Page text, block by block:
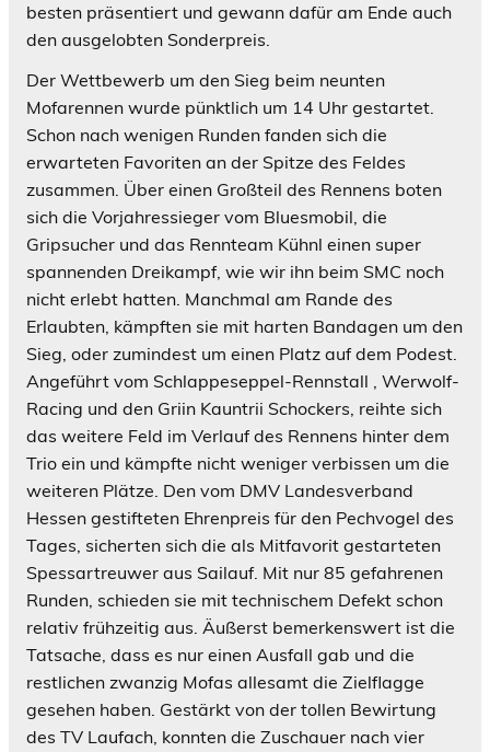
besten präsentiert und gewann dafür am Ende auch
den ausgelobten Sonderpreis.
Der Wettbewerb um den Sieg beim neunten
Mofarennen wurde pünktlich um 14 Uhr gestartet.
Schon nach wenigen Runden fanden sich die
erwarteten Favoriten an der Spitze des Feldes
zusammen. Über einen Großteil des Rennens boten
sich die Vorjahressieger vom Bluesmobil, die
Gripsucher und das Rennteam Kühnl einen super
spannenden Dreikampf, wie wir ihn beim SMC noch
nicht erlebt hatten. Manchmal am Rande des
Erlaubten, kämpften sie mit harten Bandagen um den
Sieg, oder zumindest um einen Platz auf dem Podest.
Angeführt vom Schlappeseppel-Rennstall , Werwolf-
Racing und den Griin Kauntrii Schockers, reihte sich
das weitere Feld im Verlauf des Rennens hinter dem
Trio ein und kämpfte nicht weniger verbissen um die
weiteren Plätze. Den vom DMV Landesverband
Hessen gestifteten Ehrenpreis für den Pechvogel des
Tages, sicherten sich die als Mitfavorit gestarteten
Spessartreuwer aus Sailauf. Mit nur 85 gefahrenen
Runden, schieden sie mit technischem Defekt schon
relativ frühzeitig aus. Äußerst bemerkenswert ist die
Tatsache, dass es nur einen Ausfall gab und die
restlichen zwanzig Mofas allesamt die Zielflagge
gesehen haben. Gestärkt von der tollen Bewirtung
des TV Laufach, konnten die Zuschauer nach vier